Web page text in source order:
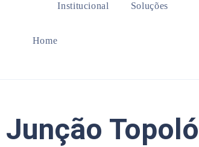
Home
Institucional Soluções
Junção